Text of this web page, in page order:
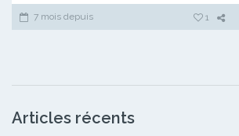
7 mois depuis 1
Articles récents